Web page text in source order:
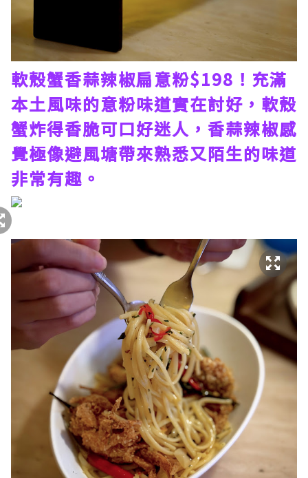
軟殼蟹香蒜辣椒扁意粉$198！充滿
本土風味的意粉味道實在討好，軟殼
蟹炸得香脆可口好迷人，香蒜辣椒感
覺極像避風塘帶來熟悉又陌生的味道
非常有趣。